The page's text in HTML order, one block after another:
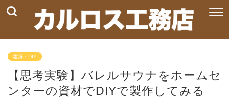
建築・DIY
【思考実験】バレルサウナをホームセ
ンターの資材でDIYで製作してみる